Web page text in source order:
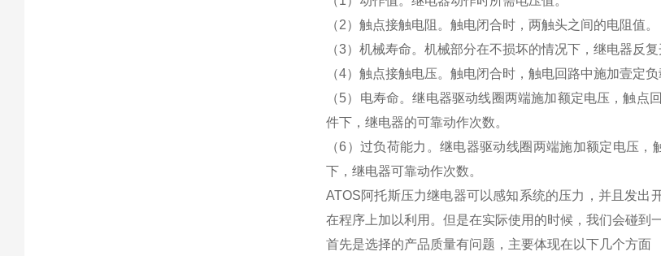
（2）触点接触电阻。触电闭合时，两触头之间的电阻值。
（3）机械寿命。机械部分在不损坏的情况下，继电器反复
（4）触点接触电压。触电闭合时，触电回路中施加壹定
（5）电寿命。继电器驱动线圈两端施加额定电压，触
件下，继电器的可靠动作次数。
（6）过负荷能力。继电器驱动线圈两端施加额定电压
下，继电器可靠动作次数。
ATOS阿托斯压力继电器可以感知系统的压力，并且发出
在程序上加以利用。但是在实际使用的时候，我们会碰到
首先是选择的产品质量有问题，主要体现在以下几个方面